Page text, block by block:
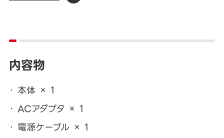
内容物
本体 × 1
ACアダプタ × 1
電源ケーブル × 1